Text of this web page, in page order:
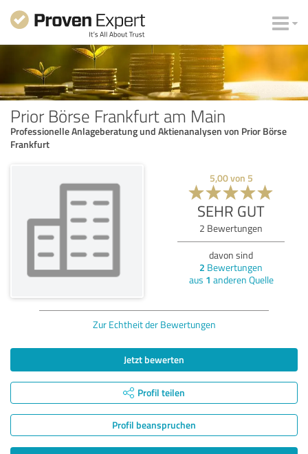
Prior Börse Frankfurt am Main
Professionelle Anlageberatung und Aktienanalysen von Prior Börse
Frankfurt
5,00von 5
SEHR GUT
2 Bewertungen
davon sind
2 Bewertungen
aus 1 anderen Quelle
Zur Echtheit der Bewertungen
Jetzt bewerten
Profil teilen
Profil beanspruchen